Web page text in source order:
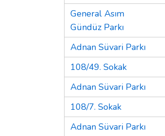
General Asım
Gündüz Parkı
Adnan Süvari Parkı
108/49. Sokak
Adnan Süvari Parkı
108/7. Sokak
Adnan Süvari Parkı